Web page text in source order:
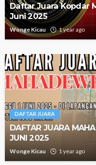
Daftar Juara Kopdar
Juni 2025
Wonge Kicau 1 year ago
DAFTAR JUARA
DAFTAR JUARA
JUNI 2025
Wonge Kicau 1 year ago